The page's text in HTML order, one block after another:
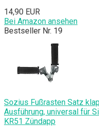
14,90 EUR
Bei Amazon ansehen
Bestseller Nr. 19
Sozius Fußrasten Satz
Ausführung, universal für
KR51 Zündapp